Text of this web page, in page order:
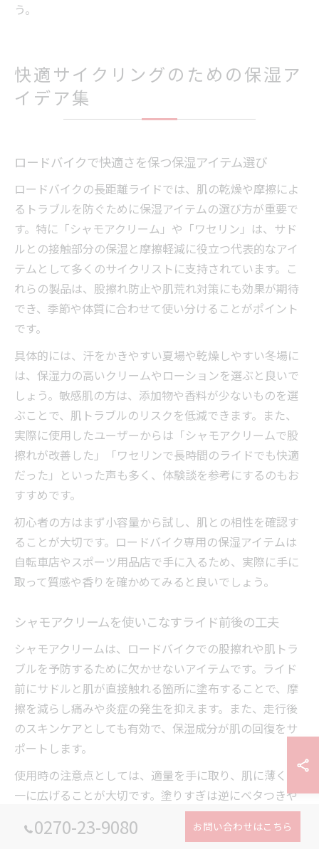
う。
快適サイクリングのための保湿ア
イデア集
ロードバイクで快適さを保つ保湿アイテム選び
ロードバイクの長距離ライドでは、肌の乾燥や摩擦によ
るトラブルを防ぐために保湿アイテムの選び方が重要で
す。特に「シャモアクリーム」や「ワセリン」は、サド
ルとの接触部分の保湿と摩擦軽減に役立つ代表的なアイ
テムとして多くのサイクリストに支持されています。こ
れらの製品は、股擦れ防止や肌荒れ対策にも効果が期待
でき、季節や体質に合わせて使い分けることがポイント
です。
具体的には、汗をかきやすい夏場や乾燥しやすい冬場に
は、保湿力の高いクリームやローションを選ぶと良いで
しょう。敏感肌の方は、添加物や香料が少ないものを選
ぶことで、肌トラブルのリスクを低減できます。また、
実際に使用したユーザーからは「シャモアクリームで股
擦れが改善した」「ワセリンで長時間のライドでも快適
だった」といった声も多く、体験談を参考にするのもお
すすめです。
初心者の方はまず小容量から試し、肌との相性を確認す
ることが大切です。ロードバイク専用の保湿アイテムは
自転車店やスポーツ用品店で手に入るため、実際に手に
取って質感や香りを確かめてみると良いでしょう。
シャモアクリームを使いこなすライド前後の工夫
シャモアクリームは、ロードバイクでの股擦れや肌トラ
ブルを予防するために欠かせないアイテムです。ライド
前にサドルと肌が直接触れる箇所に塗布することで、摩
擦を減らし痛みや炎症の発生を抑えます。また、走行後
のスキンケアとしても有効で、保湿成分が肌の回復をサ
ポートします。
使用時の注意点としては、適量を手に取り、肌に薄く均
一に広げることが大切です。塗りすぎは逆にベタつきや
不快感につながるため、特に汗をかきやすい夏場は量を
調整しましょう。走行後は汗や汚れをしっかり洗い流
0270-23-9080 お問い合わせはこちら